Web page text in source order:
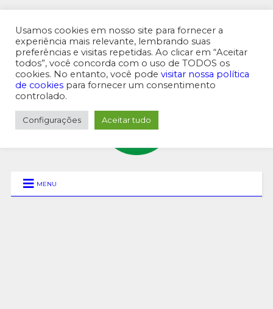
MENU SUPERIOR
MENU
Usamos cookies em nosso site para fornecer a
experiência mais relevante, lembrando suas
preferências e visitas repetidas. Ao clicar em “Aceitar
todos”, você concorda com o uso de TODOS os
cookies. No entanto, você pode visitar nossa política
de cookies para fornecer um consentimento
controlado.
Configurações Aceitar tudo